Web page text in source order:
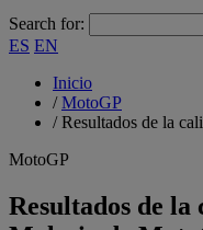
Search for:
ES EN
Inicio
/MotoGP
/Resultados de la
MotoGP
Resultados de